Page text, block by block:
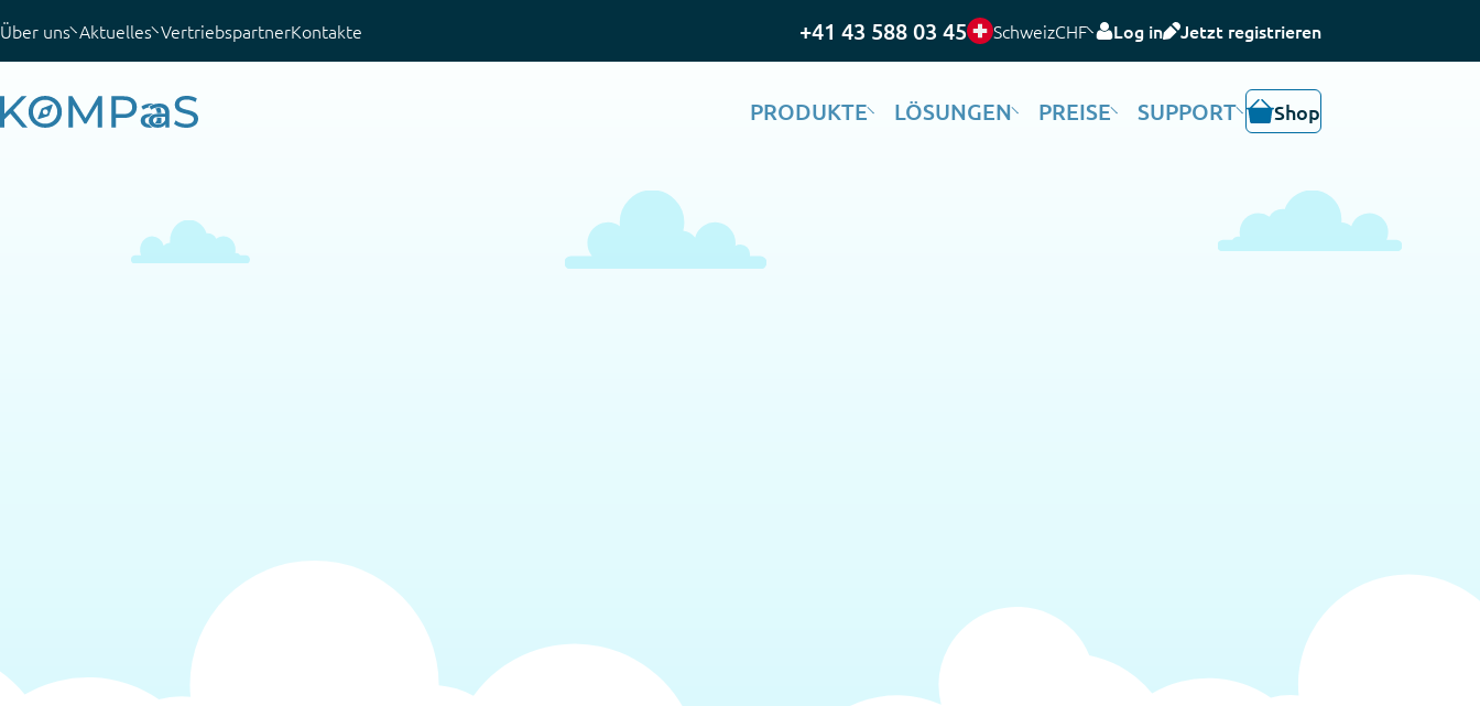
Über uns Aktuelles VertriebspartnerKontakte +41 43 588 03 45 SchweizCHF Log in Jetzt registrieren
PRODUKTE LÖSUNGEN PREISE SUPPORT Shop